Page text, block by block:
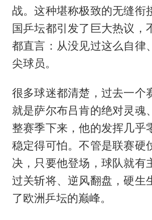
战。这种堪称极致的无缝衔
国乒坛都引发了巨大热议，
都直言：从没见过这么自律
尖球员。
很多球迷都清楚，过去一个
就是萨尔布吕肯的绝对灵魂
整赛季下来，他的发挥几乎
稳定得可怕。不管是联赛硬
决，只要他登场，球队就有
过关斩将、逆风翻盘，硬生
了欧洲乒坛的巅峰。